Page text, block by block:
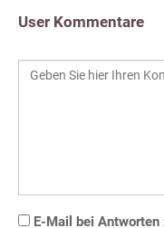
User Kommentare
E-Mail bei